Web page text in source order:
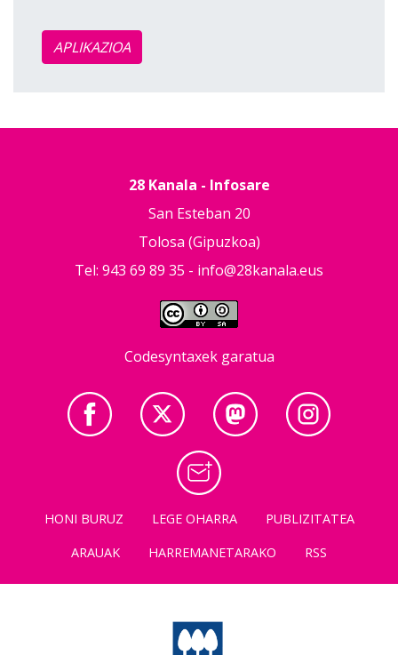
APLIKAZIOA
28 Kanala - Infosare
San Esteban 20
Tolosa (Gipuzkoa)
Tel: 943 69 89 35 - info@28kanala.eus
Codesyntaxek garatua
HONI BURUZ LEGE OHARRA
PUBLIZITATEA
ARAUAK
HARREMANETARAKO RSS